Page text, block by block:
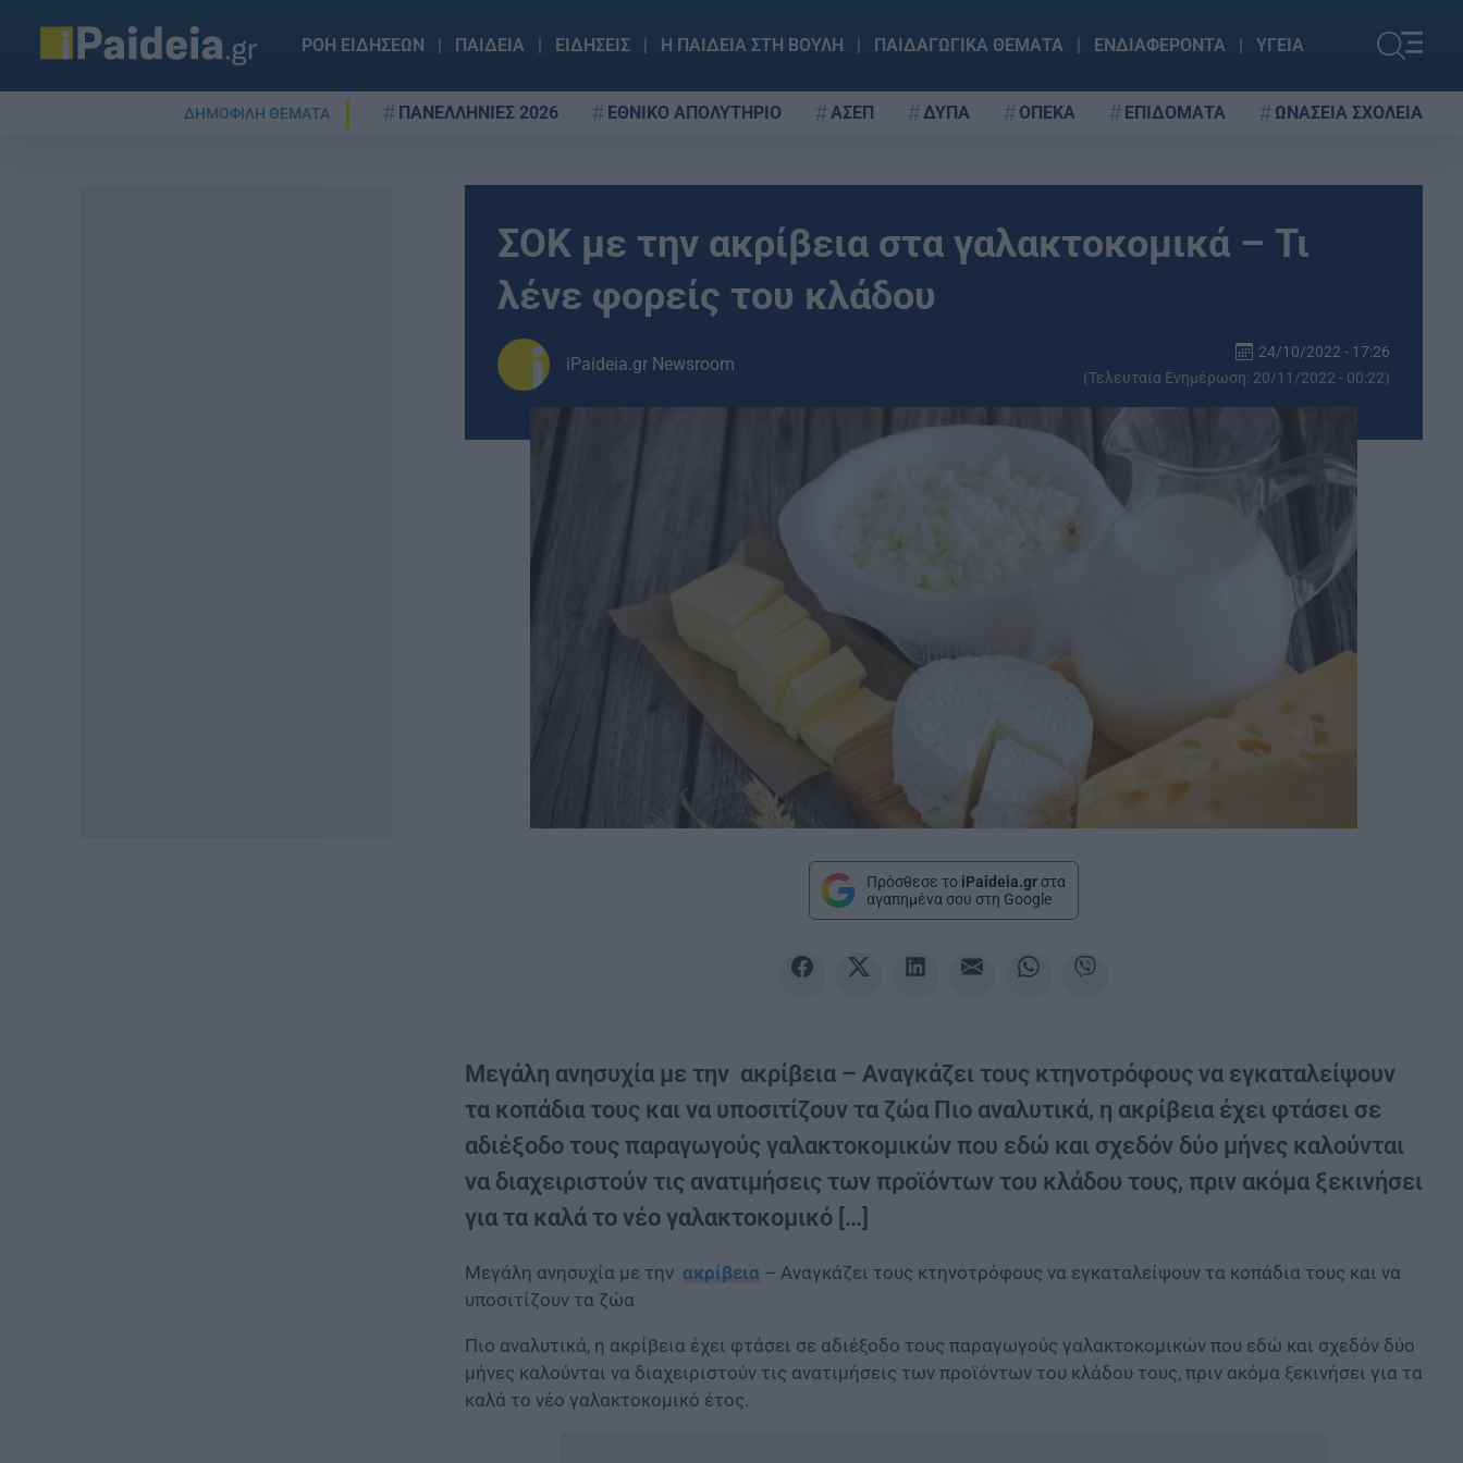
ΡΟΗ ΕΙΔΗΣΕΩΝ ΠΑΙΔΕΙΑ ΕΙΔΗΣΕΙΣ Η ΠΑΙΔΕΙΑ ΣΤΗ ΒΟΥΛΗ ΠΑΙΔΑΓΩΓΙΚΑ ΘΕΜΑΤΑ ΕΝΔΙΑΦΕΡΟΝΤΑ ΥΓΕΙΑ
ΔΗΜΟΦΙΛΗ ΘΕΜΑΤΑ ΠΑΝΕΛΛΗΝΙΕΣ 2026 ΕΘΝΙΚΟ ΑΠΟΛΥΤΗΡΙΟ ΑΣΕΠ ΔΥΠΑ ΟΠΕΚΑ ΕΠΙΔΟΜΑΤΑ ΩΝΑΣΕΙΑ ΣΧΟΛΕΙΑ
ΣΟΚ με την ακρίβεια στα γαλακτοκομικά – Τι
λένε φορείς του κλάδου
iPaideia.gr Newsroom
24/10/2022 - 17:26
(Τελευταία Ενημέρωση: 20/11/2022 - 00:22)
Πρόσθεσε το iPaideia.gr στα
αγαπημένα σου στη Google
Μεγάλη ανησυχία με την ακρίβεια – Αναγκάζει τους κτηνοτρόφους να εγκαταλείψουν
τα κοπάδια τους και να υποσιτίζουν τα ζώα Πιο αναλυτικά, η ακρίβεια έχει φτάσει σε
αδιέξοδο τους παραγωγούς γαλακτοκομικών που εδώ και σχεδόν δύο μήνες καλούνται
να διαχειριστούν τις ανατιμήσεις των προϊόντων του κλάδου τους, πριν ακόμα ξεκινήσει
για τα καλά το νέο γαλακτοκομικό […]
Μεγάλη ανησυχία με την ακρίβεια – Αναγκάζει τους κτηνοτρόφους να εγκαταλείψουν τα κοπάδια τους και να
υποσιτίζουν τα ζώα
Πιο αναλυτικά, η ακρίβεια έχει φτάσει σε αδιέξοδο τους παραγωγούς γαλακτοκομικών που εδώ και σχεδόν δύο
μήνες καλούνται να διαχειριστούν τις ανατιμήσεις των προϊόντων του κλάδου τους, πριν ακόμα ξεκινήσει για τα
καλά το νέο γαλακτοκομικό έτος.